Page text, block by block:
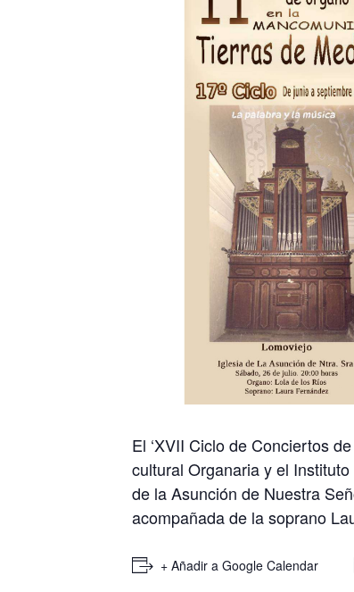
El ‘XVII Ciclo de Conciertos
cultural Organaria y el
de la Asunción de Nuestra
acompañada de la soprano
+ Añadir a Google Calendar